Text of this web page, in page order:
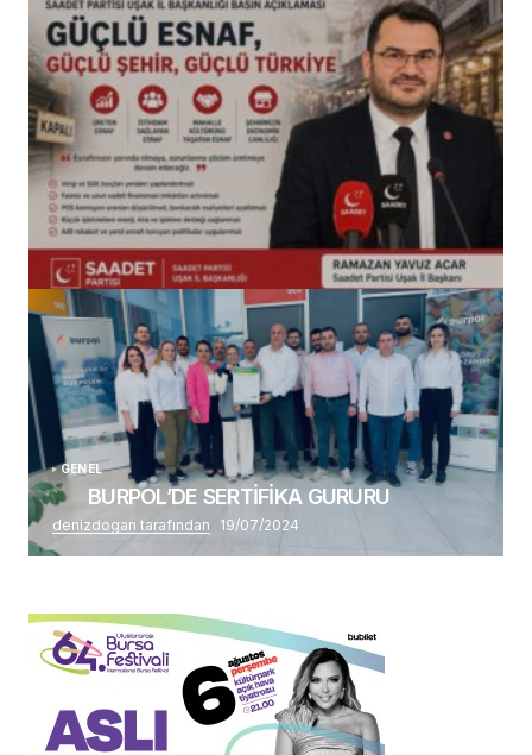
(başlıksız)
Alaattin Karahan tarafından 14/07/2026
GENEL
BURPOL’DE SERTİFİKA GURURU
denizdogan tarafından 19/07/2024